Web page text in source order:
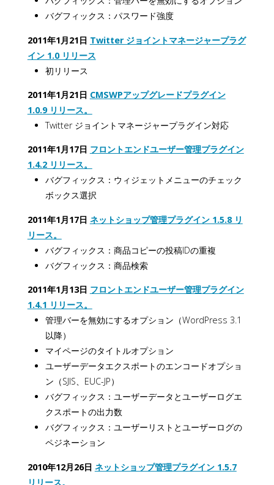
バグフィックス：パスワード強度
2011年1月21日 Twitter ジョイントマネージャープラグ
イン 1.0 リリース
初リリース
2011年1月21日 CMSWPアップグレードプラグイン
1.0.9 リリース。
Twitter ジョイントマネージャープラグイン対応
2011年1月17日 フロントエンドユーザー管理プラグイン
1.4.2 リリース。
バグフィックス：ウィジェットメニューのチェック
ボックス選択
2011年1月17日 ネットショップ管理プラグイン 1.5.8 リ
リース。
バグフィックス：商品コピーの投稿IDの重複
バグフィックス：商品検索
2011年1月13日 フロントエンドユーザー管理プラグイン
1.4.1 リリース。
管理バーを無効にするオプション（WordPress 3.1
以降）
マイページのタイトルオプション
ユーザーデータエクスポートのエンコードオプショ
ン（SJIS、EUC-JP）
バグフィックス：ユーザーデータとユーザーログエ
クスポートの出力数
バグフィックス：ユーザーリストとユーザーログの
ペジネーション
2010年12月26日 ネットショップ管理プラグイン 1.5.7
リリース。